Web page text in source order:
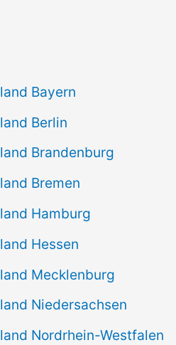
Bayern
Berlin
Brandenburg
Bremen
Hamburg
Hessen
Mecklenburg
Niedersachsen
Nordrhein-Westfalen